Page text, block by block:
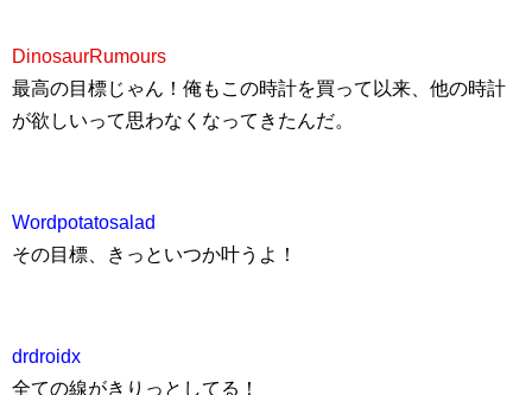
DinosaurRumours
最高の目標じゃん！俺もこの時計を買って以来、他の時計
が欲しいって思わなくなってきたんだ。
Wordpotatosalad
その目標、きっといつか叶うよ！
drdroidx
全ての線がきりっとしてる！